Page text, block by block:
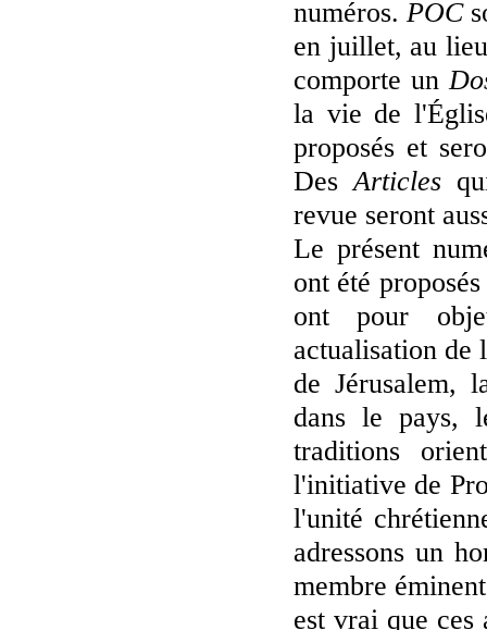
numéros.POC
en juillet, au
comporte un
la vie de
proposés et
DesArticles
revue seront
Le présent
ont été
ont pour
actualisation de
de Jérusalem,
dans le pays,
traditions
l'initiative de
l'unité
adressons un
membre
est vrai que ces